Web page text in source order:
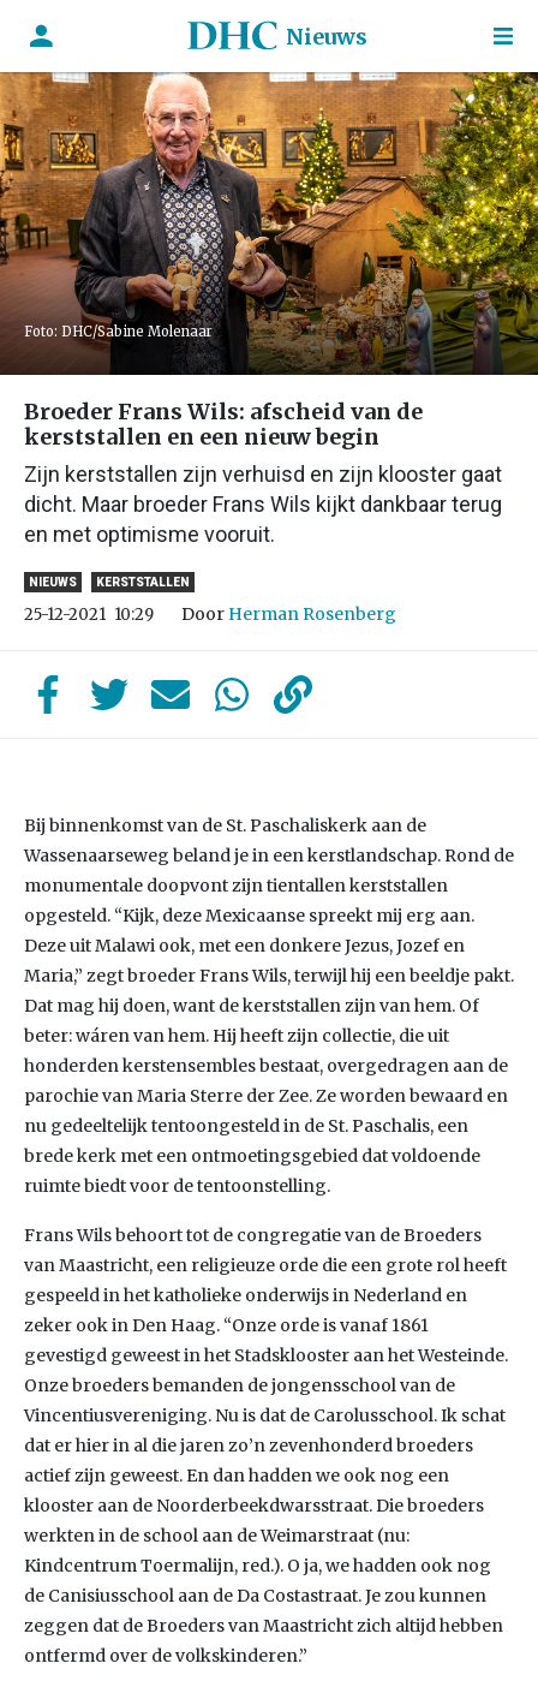
Nieuws
Foto: DHC/Sabine Molenaar
Broeder Frans Wils: afscheid van de
kerststallen en een nieuw begin
Zijn kerststallen zijn verhuisd en zijn klooster gaat
dicht. Maar broeder Frans Wils kijkt dankbaar terug
en met optimisme vooruit.
NIEUWS KERSTSTALLEN
25-12-2021 10:29 Door Herman Rosenberg
Bij binnenkomst van de St. Paschaliskerk aan de
Wassenaarseweg beland je in een kerstlandschap. Rond de
monumentale doopvont zijn tientallen kerststallen
opgesteld. “Kijk, deze Mexicaanse spreekt mij erg aan.
Deze uit Malawi ook, met een donkere Jezus, Jozef en
Maria,” zegt broeder Frans Wils, terwijl hij een beeldje pakt.
Dat mag hij doen, want de kerststallen zijn van hem. Of
beter: wáren van hem. Hij heeft zijn collectie, die uit
honderden kerstensembles bestaat, overgedragen aan de
parochie van Maria Sterre der Zee. Ze worden bewaard en
nu gedeeltelijk tentoongesteld in de St. Paschalis, een
brede kerk met een ontmoetingsgebied dat voldoende
ruimte biedt voor de tentoonstelling.
Frans Wils behoort tot de congregatie van de Broeders
van Maastricht, een religieuze orde die een grote rol heeft
gespeeld in het katholieke onderwijs in Nederland en
zeker ook in Den Haag. “Onze orde is vanaf 1861
gevestigd geweest in het Stadsklooster aan het Westeinde.
Onze broeders bemanden de jongensschool van de
Vincentiusvereniging. Nu is dat de Carolusschool. Ik schat
dat er hier in al die jaren zo’n zevenhonderd broeders
actief zijn geweest. En dan hadden we ook nog een
klooster aan de Noorderbeekdwarsstraat. Die broeders
werkten in de school aan de Weimarstraat (nu:
Kindcentrum Toermalijn, red.). O ja, we hadden ook nog
de Canisiusschool aan de Da Costastraat. Je zou kunnen
zeggen dat de Broeders van Maastricht zich altijd hebben
ontfermd over de volkskinderen.”